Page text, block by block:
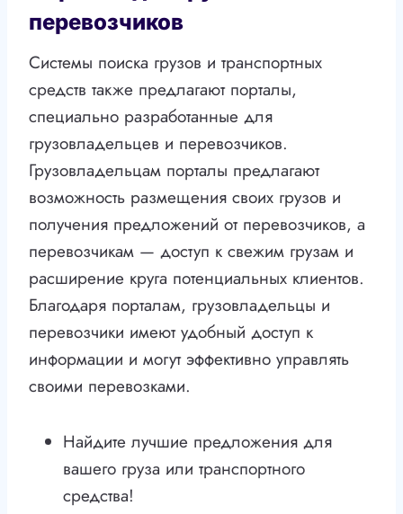
перевозчиков
Системы поиска грузов и транспортных
средств также предлагают порталы,
специально разработанные для
грузовладельцев и перевозчиков.
Грузовладельцам порталы предлагают
возможность размещения своих грузов и
получения предложений от перевозчиков, а
перевозчикам — доступ к свежим грузам и
расширение круга потенциальных клиентов.
Благодаря порталам, грузовладельцы и
перевозчики имеют удобный доступ к
информации и могут эффективно управлять
своими перевозками.
Найдите лучшие предложения для
вашего груза или транспортного
средства!